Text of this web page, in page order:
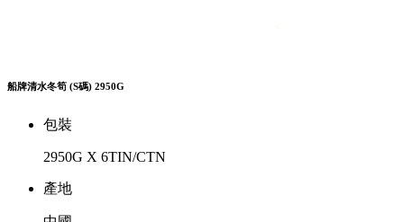
船牌清水冬筍 (S碼) 2950G
包裝
2950G X 6TIN/CTN
產地